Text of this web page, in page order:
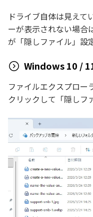
ドライブ自体は見えて
ーが表示されない場合
が「隠しファイル」設
Windows 10 /
ファイルエクスプロー
クリックして「隠しフ